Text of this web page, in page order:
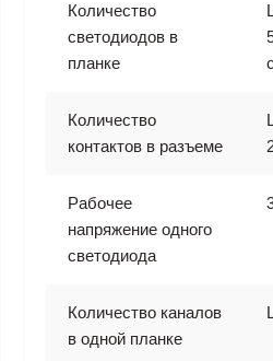
Количество
светодиодов в
планке
Количество
контактов в разъеме
Рабочее
напряжение одного
светодиода
Количество каналов
в одной планке